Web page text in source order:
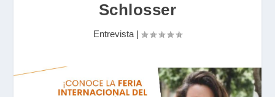
Schlosser
Entrevista |